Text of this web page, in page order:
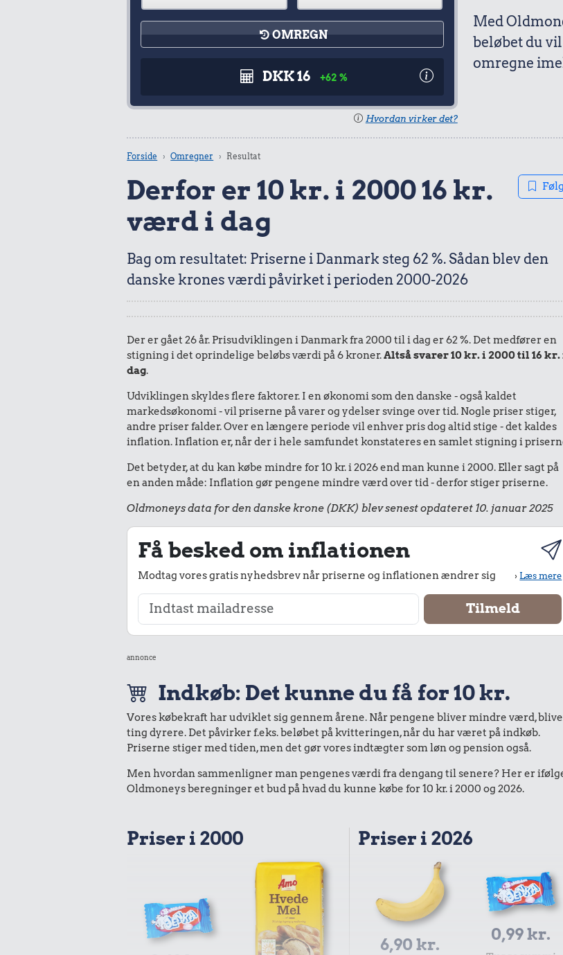
OMREGN
DKK 16 +62 %
Hvordan virker det?
Med
beløbet du
omregne
Forside Omregner Resultat
Derfor er 10 kr. i 2000 16 kr.
værd i dag
Følg
Bag om resultatet: Priserne i Danmark steg 62 %. Sådan blev den
danske krones værdi påvirket i perioden 2000-2026
Der er gået 26 år. Prisudviklingen i Danmark fra 2000 til i dag er 62 %. Det medfører en
stigning i det oprindelige beløbs værdi på 6 kroner.Altså svarer 10 kr. i 2000 til 16 kr.
dag.
Udviklingen skyldes flere faktorer. I en økonomi som den danske - også kaldet
markedsøkonomi - vil priserne på varer og ydelser svinge over tid. Nogle priser stiger,
andre priser falder. Over en længere periode vil enhver pris dog altid stige - det kaldes
inflation. Inflation er, når der i hele samfundet konstateres en samlet stigning i
Det betyder, at du kan købe mindre for 10 kr. i 2026 end man kunne i 2000. Eller sagt på
en anden måde: Inflation gør pengene mindre værd over tid - derfor stiger priserne.
Oldmoneys data for den danske krone (DKK) blev senest opdateret 10. januar 2025
Få besked om inflationen
Modtag vores gratis nyhedsbrev når priserne og inflationen ændrer sig ›Læs mere
annonce
Indkøb: Det kunne du få for 10 kr.
Vores købekraft har udviklet sig gennem årene. Når pengene bliver mindre værd,
ting dyrere. Det påvirker f.eks. beløbet på kvitteringen, når du har været på indkøb.
Priserne stiger med tiden, men det gør vores indtægter som løn og pension også.
Men hvordan sammenligner man pengenes værdi fra dengang til senere? Her er
Oldmoneys beregninger et bud på hvad du kunne købe for 10 kr. i 2000 og 2026.
Priser i 2000 Priser i 2026
6,90 kr.
0,99 kr.